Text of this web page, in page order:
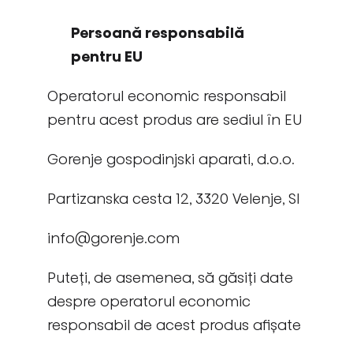
Persoană responsabilă
pentru EU
Operatorul economic responsabil
pentru acest produs are sediul în EU
Gorenje gospodinjski aparati, d.o.o.
Partizanska cesta 12, 3320 Velenje, SI
info@gorenje.com
Puteți, de asemenea, să găsiți date
despre operatorul economic
responsabil de acest produs afișate